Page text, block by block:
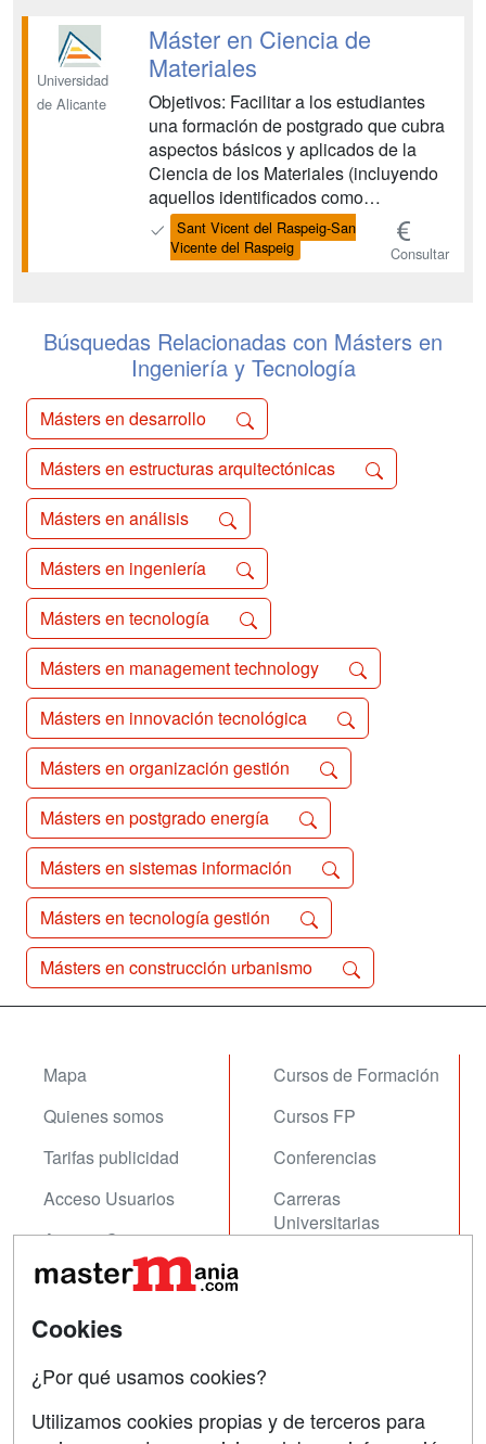
dirigir, planificar y supervisar equ...
Universidad
de Alicante
Máster en Ciencia de
Materiales
Objetivos: Facilitar a los estudiantes
una formación de postgrado que cubra
aspectos básicos y aplicados de la
Ciencia de los Materiales (incluyendo
aquellos identificados como
nanomateriales). Formar doctores en el
área de la Ciencia de los Materiales
que puedan desarrollar su actividad
Sant Vicent del Raspeig-San
Vicente del Raspeig
Consultar
Búsquedas Relacionadas con Másters en
Ingeniería y Tecnología
Másters en desarrollo
Másters en estructuras arquitectónicas
Másters en análisis
Másters en ingeniería
Másters en tecnología
Másters en management technology
Másters en innovación tecnológica
Másters en organización gestión
Másters en postgrado energía
Másters en sistemas información
Másters en tecnología gestión
Másters en construcción urbanismo
Mapa
Quienes somos
Tarifas publicidad
Acceso Usuarios
Acceso Centros
Cursos de Formación
Cursos FP
Conferencias
Carreras
Universitarias
Contactar
Confidencialidad
Aviso legal
Cookies
¿Por qué usamos cookies?
Utilizamos cookies propias y de terceros para